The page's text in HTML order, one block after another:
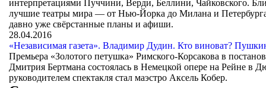
интерпретациями Пуччини, Верди, Беллини, Чайковского.
лучшие театры мира — от Нью-Йорка до Милана и
давно уже свёрстанные планы и афиши.
28.04.2016
«Независимая газета». Владимир Дудин. Кто виноват?
Премьера «Золотого петушка» Римского-Корсакова в
Дмитрия Бертмана состоялась в Немецкой опере на Рейне в
руководителем спектакля стал маэстро Аксель Кобер.